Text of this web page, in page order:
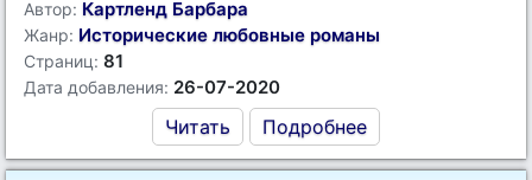
Автор: Картленд Барбара
Жанр: Исторические любовные романы
Страниц: 81
Дата добавления: 26-07-2020
Читать Подробнее